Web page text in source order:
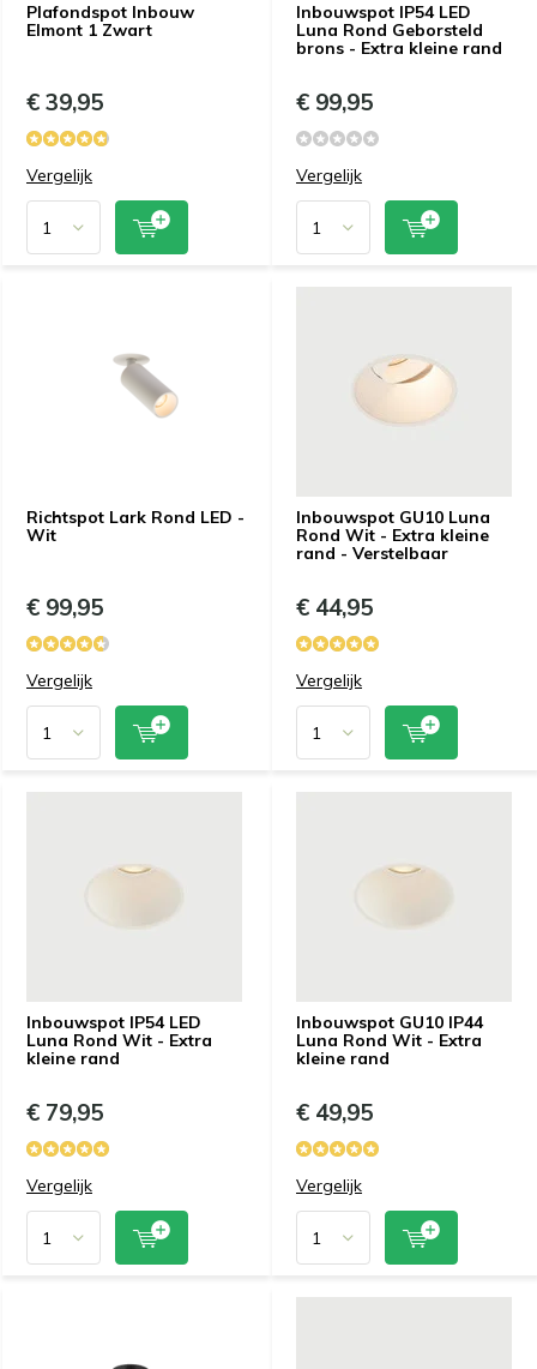
Plafondspot Inbouw
Elmont 1 Zwart
€ 39,95
Vergelijk
Inbouwspot IP54 LED
Luna Rond Geborsteld
brons - Extra kleine rand
€ 99,95
Vergelijk
Richtspot Lark Rond LED -
Wit
€ 99,95
Vergelijk
Inbouwspot GU10 Luna
Rond Wit - Extra kleine
rand - Verstelbaar
€ 44,95
Vergelijk
Inbouwspot IP54 LED
Luna Rond Wit - Extra
kleine rand
€ 79,95
Vergelijk
Inbouwspot GU10 IP44
Luna Rond Wit - Extra
kleine rand
€ 49,95
Vergelijk